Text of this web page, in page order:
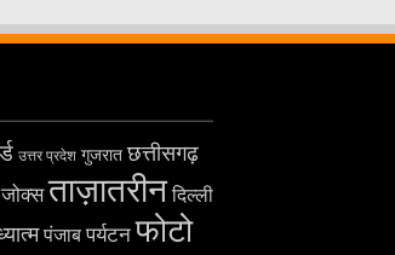
उत्तर प्रदेश गुजरात छत्तीसगढ़
जोक्स ताज़ातरीन दिल्ली
पंजाब पर्यटन फोटो